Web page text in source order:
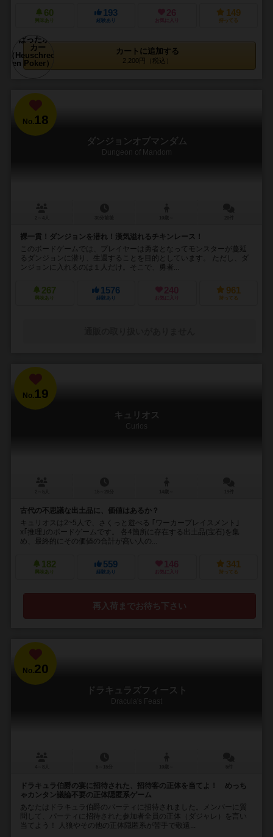
60
興味あり
193
経験あり
26
お気に入り
149
持ってる
カートに追加する
2,200円（税込）
No.18
ダンジョンオブマンダム
Dungeon of Mandom
裸一貫！ダンジョンを潜れ！漢気溢れるチキンレース！
このボードゲームでは、プレイヤーは勇者となってモンスターが蔓延
るダンジョンに潜り、生還することを目的としています。 ただし、ダ
ンジョンに入れるのは１人だけ。そこで、勇者...
267
興味あり
1576
経験あり
240
お気に入り
961
持ってる
No.19
キュリオス
Curios
古代の不思議な出土品に、価値はあるか？
キュリオスは2~5人で、さくっと遊べる ｢ワーカープレイスメント｣
x｢推理｣のボードゲームです。 各4箇所に存在する出土品(宝石)を集
め、最終的にその価値の合計が高い人の...
182
興味あり
559
経験あり
146
お気に入り
341
持ってる
再入荷までお待ち下さい
No.20
ドラキュラズフィースト
Dracula's Feast
ドラキュラ伯爵の宴に招待された、招待客の正体を当てよ！ めっち
ゃカンタン議論不要の正体隠匿系ゲーム
あなたはドラキュラ伯爵のパーティに招待されました。メンバーに質
問して、パーティに招待された参加者全員の正体（ダジャレ）を言い
当てよう！ 人狼やその他の正体隠匿系が苦手で敬遠...